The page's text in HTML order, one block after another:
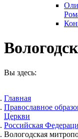
Вы здесь:
Главная
Православное
Церкви
Российская
Вологодская